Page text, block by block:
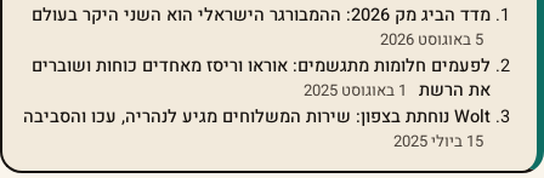
מדד הביג מק 2026: ההמבורגר הישראלי הוא השני היקר בעולם
5 באוגוסט 2026
לפעמים חלומות מתגשמים: אוראו וריסז מאחדים כוחות ושוברים
את הרשת
1 באוגוסט 2025
Wolt נוחתת בצפון: שירות המשלוחים מגיע לנהריה, עכו והסביבה
15 ביולי 2025